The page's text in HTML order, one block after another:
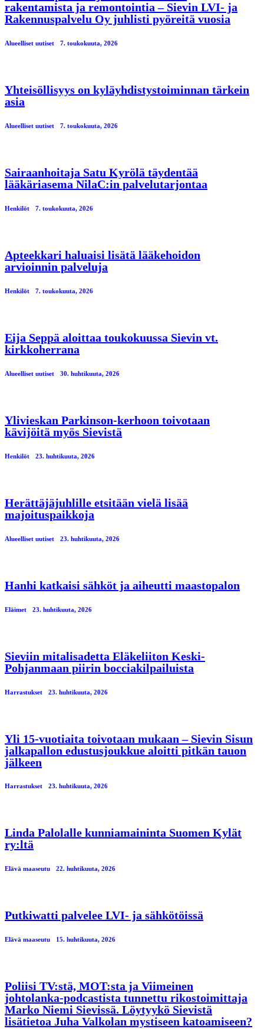
rakentamista ja remontointia – Sievin LVI- ja
Rakennuspalvelu Oy juhlisti pyöreitä vuosia
Alueelliset uutiset 7. toukokuuta, 2026
Yhteisöllisyys on kyläyhdistystoiminnan tärkein
asia
Alueelliset uutiset 7. toukokuuta, 2026
Sairaanhoitaja Satu Kyrölä täydentää
lääkäriasema NilaC:in palvelutarjontaa
Henkilöt 7. toukokuuta, 2026
Apteekkari haluaisi lisätä lääkehoidon
arvioinnin palveluja
Henkilöt 7. toukokuuta, 2026
Eija Seppä aloittaa toukokuussa Sievin vt.
kirkkoherrana
Alueelliset uutiset 30. huhtikuuta, 2026
Ylivieskan Parkinson-kerhoon toivotaan
kävijöitä myös Sievistä
Henkilöt 23. huhtikuuta, 2026
Herättäjäjuhlille etsitään vielä lisää
majoituspaikkoja
Alueelliset uutiset 23. huhtikuuta, 2026
Hanhi katkaisi sähköt ja aiheutti maastopalon
Eläimet 23. huhtikuuta, 2026
Sieviin mitalisadetta Eläkeliiton Keski-
Pohjanmaan piirin bocciakilpailuista
Harrastukset 23. huhtikuuta, 2026
Yli 15-vuotiaita toivotaan mukaan – Sievin Sisun
jalkapallon edustusjoukkue aloitti pitkän tauon
jälkeen
Harrastukset 23. huhtikuuta, 2026
Linda Palolalle kunniamaininta Suomen Kylät
ry:ltä
Elävä maaseutu 22. huhtikuuta, 2026
Putkiwatti palvelee LVI- ja sähkötöissä
Elävä maaseutu 15. huhtikuuta, 2026
Poliisi TV:stä, MOT:sta ja Viimeinen
johtolanka-podcastista tunnettu rikostoimittaja
Marko Niemi Sievissä. Löytyykö Sievistä
lisätietoa Juha Valkolan mystiseen katoamiseen?